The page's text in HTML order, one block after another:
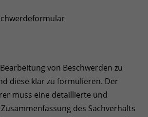
von Beschwerden zu
diese klar zu formulieren. Der
muss eine detaillierte und
des Sachverhalts